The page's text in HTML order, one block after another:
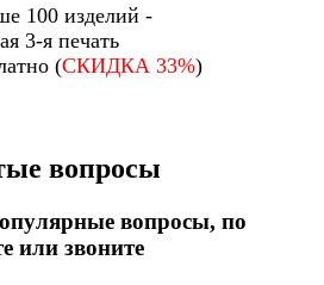
100 изделий -
3-я печать
(СКИДКА 33%)
вопросы
вопросы, по
или звоните